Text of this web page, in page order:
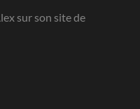
sur son site de